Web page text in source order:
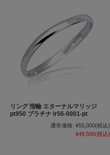
リング 指輪 エターナルマリッジ
pt950 プラチナ lr56-0001-pt
通常価格: ¥55,000(税込)
¥49,500(税込)